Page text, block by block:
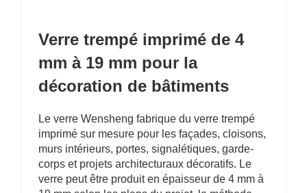
Verre trempé imprimé de 4
mm à 19 mm pour la
décoration de bâtiments
Le verre Wensheng fabrique du verre trempé
imprimé sur mesure pour les façades, cloisons,
murs intérieurs, portes, signalétiques, garde-
corps et projets architecturaux décoratifs. Le
verre peut être produit en épaisseur de 4 mm à